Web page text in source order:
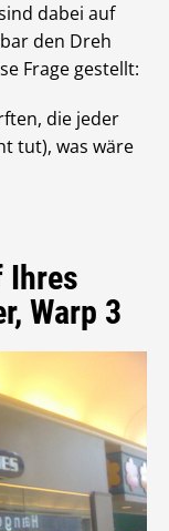
dabei auf
den Dreh
Frage gestellt:
die jeder
tut), was wäre
Ihres
Warp 3